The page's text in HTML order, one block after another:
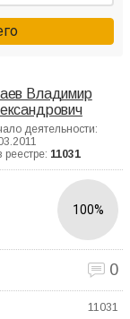
Владимир
деятельности:
11031
100%
0
11031